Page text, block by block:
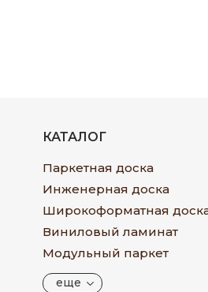
КАТАЛОГ
Паркетная доска
Инженерная доска
Широкоформатная
Виниловый ламинат
Модульный паркет
еще